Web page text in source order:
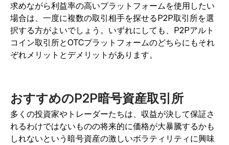
求めながら利益率の高いプラットフォームを使用したい
場合は、一度に複数の取引相手を探せるP2P取引所を選
択する方がよいでしょう。いずれにしても、P2Pアルト
コイン取引所とOTCプラットフォームのどちらにもそれ
ぞれメリットとデメリットがあります。
おすすめのP2P暗号資産取引所
多くの投資家やトレーダーたちは、収益が決して保証さ
れるわけではないものの将来的に価格が大暴騰するかも
しれないという暗号資産の激しいボラティリティに興味